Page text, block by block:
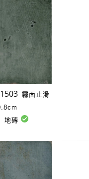
1503 霧面止滑
地磚